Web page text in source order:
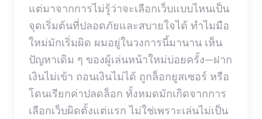
แต่มาจากการไม่รู้ว่าจะเลือกเว็บแบบไหนเป็น
จุดเริ่มต้นที่ปลอดภัยและสบายใจได้ ทำไมมือ
ใหม่มักเริ่มผิด ผมอยู่ในวงการนี้มานาน เห็น
ปัญหาเดิม ๆ ของผู้เล่นหน้าใหม่บ่อยครั้ง—ฝาก
เงินไม่เข้า ถอนเงินไม่ได้ ถูกล็อกยูสเซอร์ หรือ
โดนเรียกค่าปลดล็อก ทั้งหมดมักเกิดจากการ
เลือกเว็บผิดตั้งแต่แรก ไม่ใช่เพราะเล่นไม่เป็น